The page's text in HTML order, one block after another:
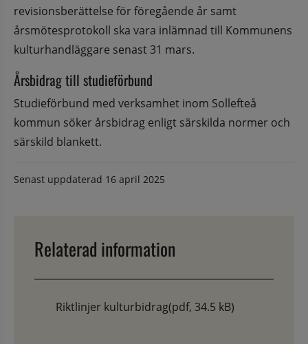
revisionsberättelse för föregående år samt
årsmötesprotokoll ska vara inlämnad till Kommunens
kulturhandläggare senast 31 mars.
Årsbidrag till studieförbund
Studieförbund med verksamhet inom Sollefteå
kommun söker årsbidrag enligt särskilda normer och
särskild blankett.
Senast uppdaterad 16 april 2025
Relaterad information
Riktlinjer kulturbidrag(pdf, 34.5 kB)